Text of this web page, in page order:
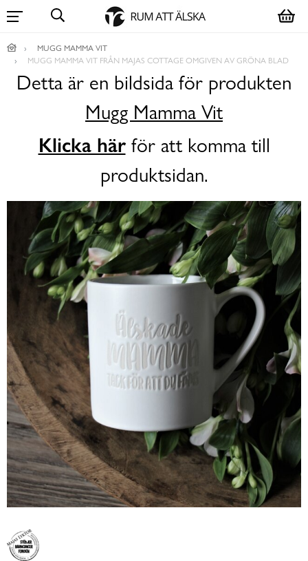
MUGG MAMMA VIT
MUGG MAMMA VIT FRÅN MAJAS COTTAGE OMGIVEN AV GRÖNA BLAD
Detta är en bildsida för produkten
Mugg Mamma Vit
Klicka härför att komma till
produktsidan.